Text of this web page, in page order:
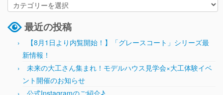
最近の投稿
【8月1日より内覧開始！】「グレースコート」シリーズ最
新情報！
未来の大工さん集まれ！モデルハウス見学会×大工体験イベ
ント開催のお知らせ
公式Instagramのご紹介♪